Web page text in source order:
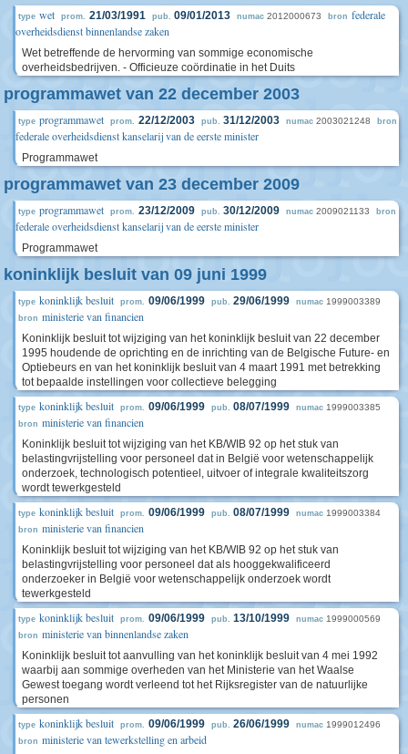
type wet prom. 21/03/1991 pub. 09/01/2013 numac 2012000673 bron federale
overheidsdienst binnenlandse zaken
Wet betreffende de hervorming van sommige economische
overheidsbedrijven. - Officieuze coördinatie in het Duits
programmawet van 22 december 2003
type programmawet prom. 22/12/2003 pub. 31/12/2003 numac 2003021248 bron
federale overheidsdienst kanselarij van de eerste minister
Programmawet
programmawet van 23 december 2009
type programmawet prom. 23/12/2009 pub. 30/12/2009 numac 2009021133 bron
federale overheidsdienst kanselarij van de eerste minister
Programmawet
koninklijk besluit van 09 juni 1999
type koninklijk besluit prom. 09/06/1999 pub. 29/06/1999 numac 1999003389
bron ministerie van financien
Koninklijk besluit tot wijziging van het koninklijk besluit van 22 december
1995 houdende de oprichting en de inrichting van de Belgische Future- en
Optiebeurs en van het koninklijk besluit van 4 maart 1991 met betrekking
tot bepaalde instellingen voor collectieve belegging
type koninklijk besluit prom. 09/06/1999 pub. 08/07/1999 numac 1999003385
bron ministerie van financien
Koninklijk besluit tot wijziging van het KB/WIB 92 op het stuk van
belastingvrijstelling voor personeel dat in België voor wetenschappelijk
onderzoek, technologisch potentieel, uitvoer of integrale kwaliteitszorg
wordt tewerkgesteld
type koninklijk besluit prom. 09/06/1999 pub. 08/07/1999 numac 1999003384
bron ministerie van financien
Koninklijk besluit tot wijziging van het KB/WIB 92 op het stuk van
belastingvrijstelling voor personeel dat als hooggekwalificeerd
onderzoeker in België voor wetenschappelijk onderzoek wordt
tewerkgesteld
type koninklijk besluit prom. 09/06/1999 pub. 13/10/1999 numac 1999000569
bron ministerie van binnenlandse zaken
Koninklijk besluit tot aanvulling van het koninklijk besluit van 4 mei 1992
waarbij aan sommige overheden van het Ministerie van het Waalse
Gewest toegang wordt verleend tot het Rijksregister van de natuurlijke
personen
type koninklijk besluit prom. 09/06/1999 pub. 26/06/1999 numac 1999012496
bron ministerie van tewerkstelling en arbeid